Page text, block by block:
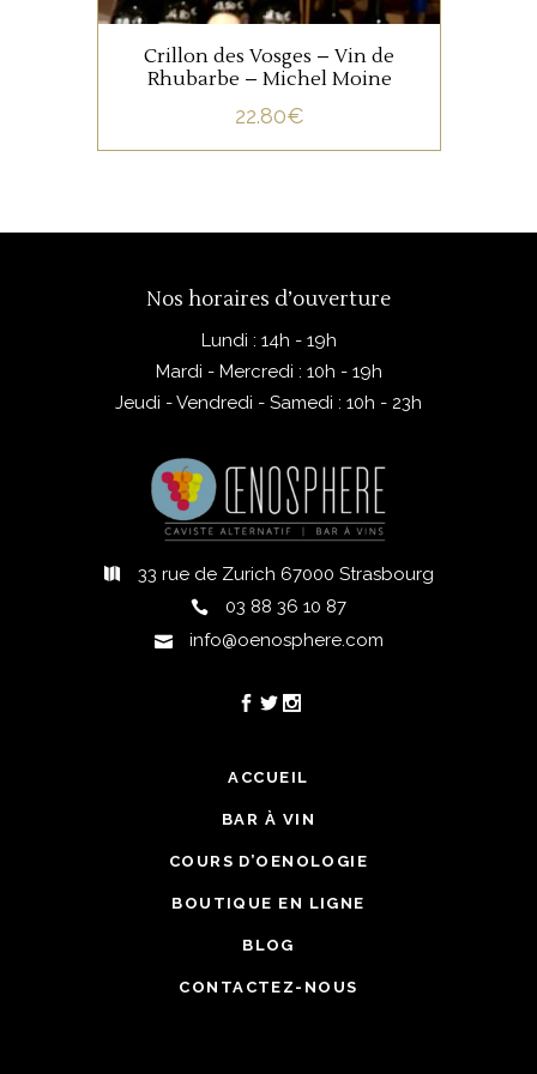
Crillon des Vosges – Vin de
Rhubarbe – Michel Moine
22.80€
Nos horaires d’ouverture
Lundi : 14h - 19h
Mardi - Mercredi : 10h - 19h
Jeudi - Vendredi - Samedi : 10h - 23h
33 rue de Zurich 67000 Strasbourg
03 88 36 10 87
info@oenosphere.com
ACCUEIL
BAR À VIN
COURS D’OENOLOGIE
BOUTIQUE EN LIGNE
BLOG
CONTACTEZ-NOUS